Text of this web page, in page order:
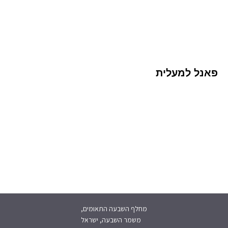
פאנל למעלית
מחלף השבעה התאומים,
משמר השבעה, ישראל